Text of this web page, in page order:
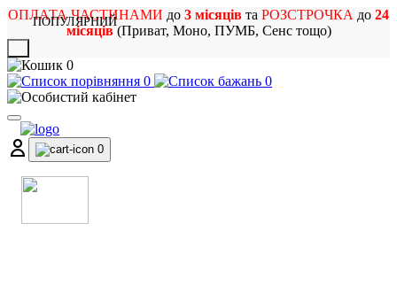
ОПЛАТА ЧАСТИНАМИ до 3 місяців та РОЗСТРОЧКА до 24
місяців(Приват, Моно, ПУМБ, Сенс тощо)
0
0
0
0
ПОПУЛЯРНИЙ